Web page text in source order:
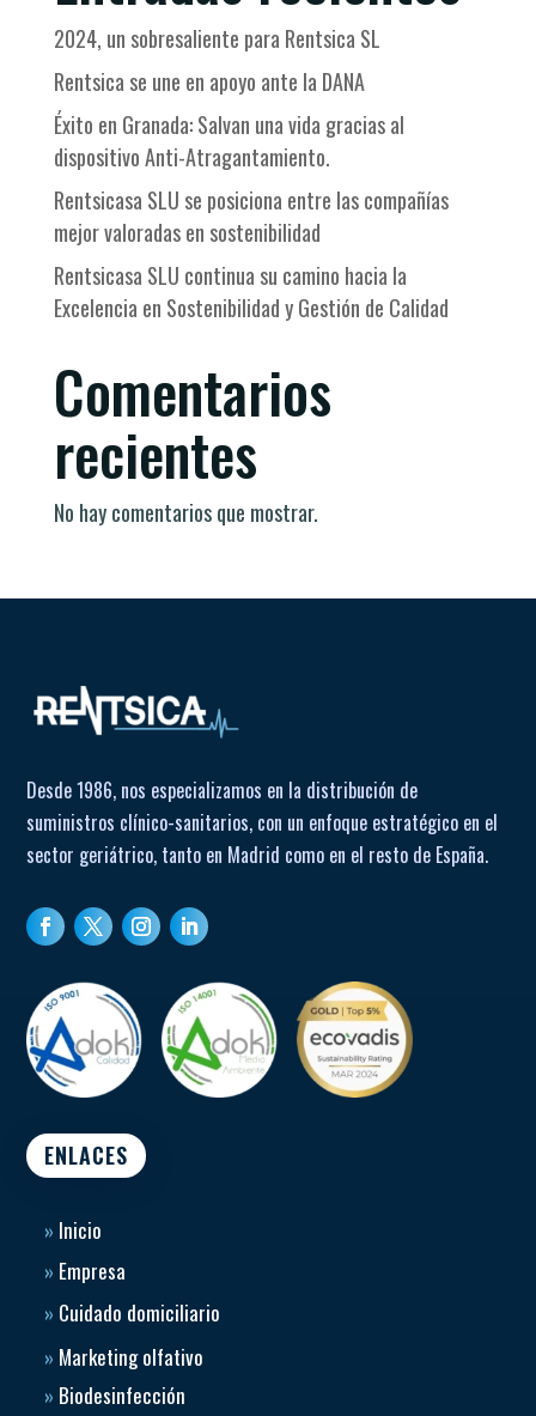
2024, un sobresaliente para Rentsica SL
Rentsica se une en apoyo ante la DANA
Éxito en Granada: Salvan una vida gracias al
dispositivo Anti-Atragantamiento.
Rentsicasa SLU se posiciona entre las compañías
mejor valoradas en sostenibilidad
Rentsicasa SLU continua su camino hacia la
Excelencia en Sostenibilidad y Gestión de Calidad
Comentarios
recientes
No hay comentarios que mostrar.
Desde 1986, nos especializamos en la distribución de
suministros clínico-sanitarios, con un enfoque estratégico en el
sector geriátrico, tanto en Madrid como en el resto de España.
ENLACES
» Inicio
» Empresa
» Cuidado domiciliario
» Marketing olfativo
» Biodesinfección